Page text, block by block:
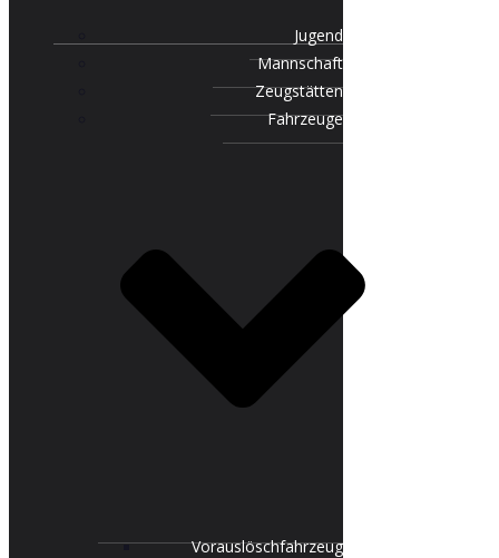
Jugend
Mannschaft
Zeugstätten
Fahrzeuge
Vorauslöschfahrzeug